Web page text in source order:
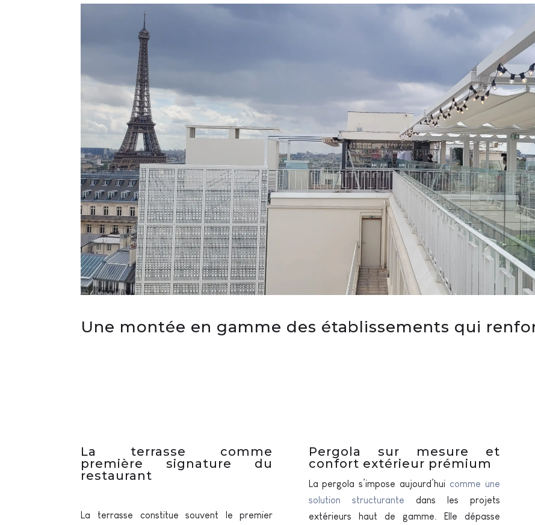
Une montée en gamme des établissements qui
La terrasse comme
première signature du
restaurant
La terrasse constitue souvent le premier
Pergola sur mesure et
confort extérieur prémium
La pergola s’impose aujourd’hui comme une
solution structurante dans les projets
extérieurs haut de gamme. Elle dépasse